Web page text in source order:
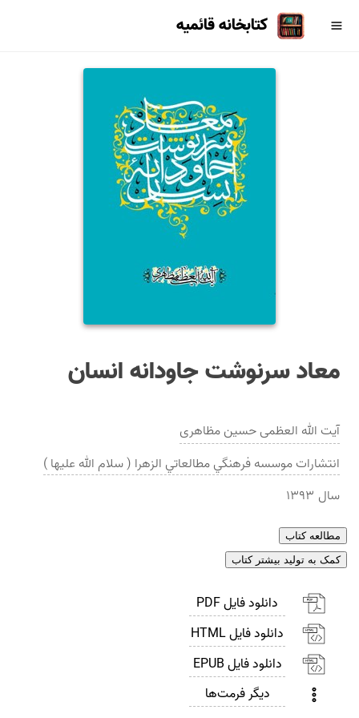
کتابخانه قائمیه
معاد سرنوشت جاودانه انسان
آیت الله العظمی حسین مظاهری
انتشاراتموسسه فرهنگي مطالعاتي الزهرا ( سلام الله عليها )
سال ۱۳۹۳
مطالعه کتاب
کمک به تولید بیشتر کتاب
دانلود فایل PDF
دانلود فایل HTML
دانلود فایل EPUB
دیگر فرمت‌ها